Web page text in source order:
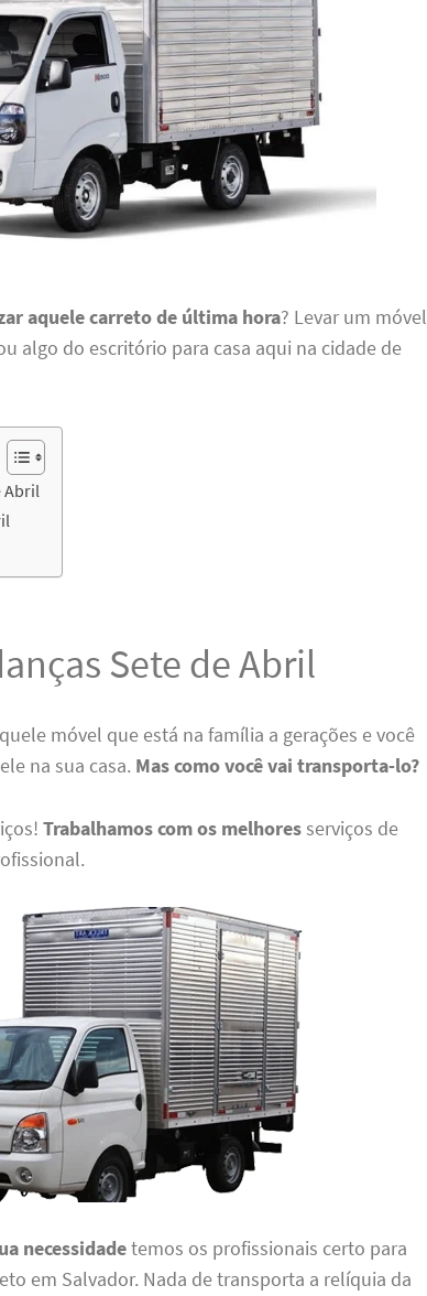
aquele carreto de última hora? Levar um móvel
algo do escritório para casa aqui na cidade de
Abril
Sete de Abril
móvel que está na família a gerações e você
na sua casa. Mas como você vai transporta-lo?
Trabalhamos com os melhoresserviços de
necessidadetemos os profissionais certo para
em Salvador. Nada de transporta a relíquia da